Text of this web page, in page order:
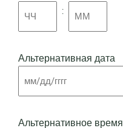
:
Альтернативная дата
Альтернативное время